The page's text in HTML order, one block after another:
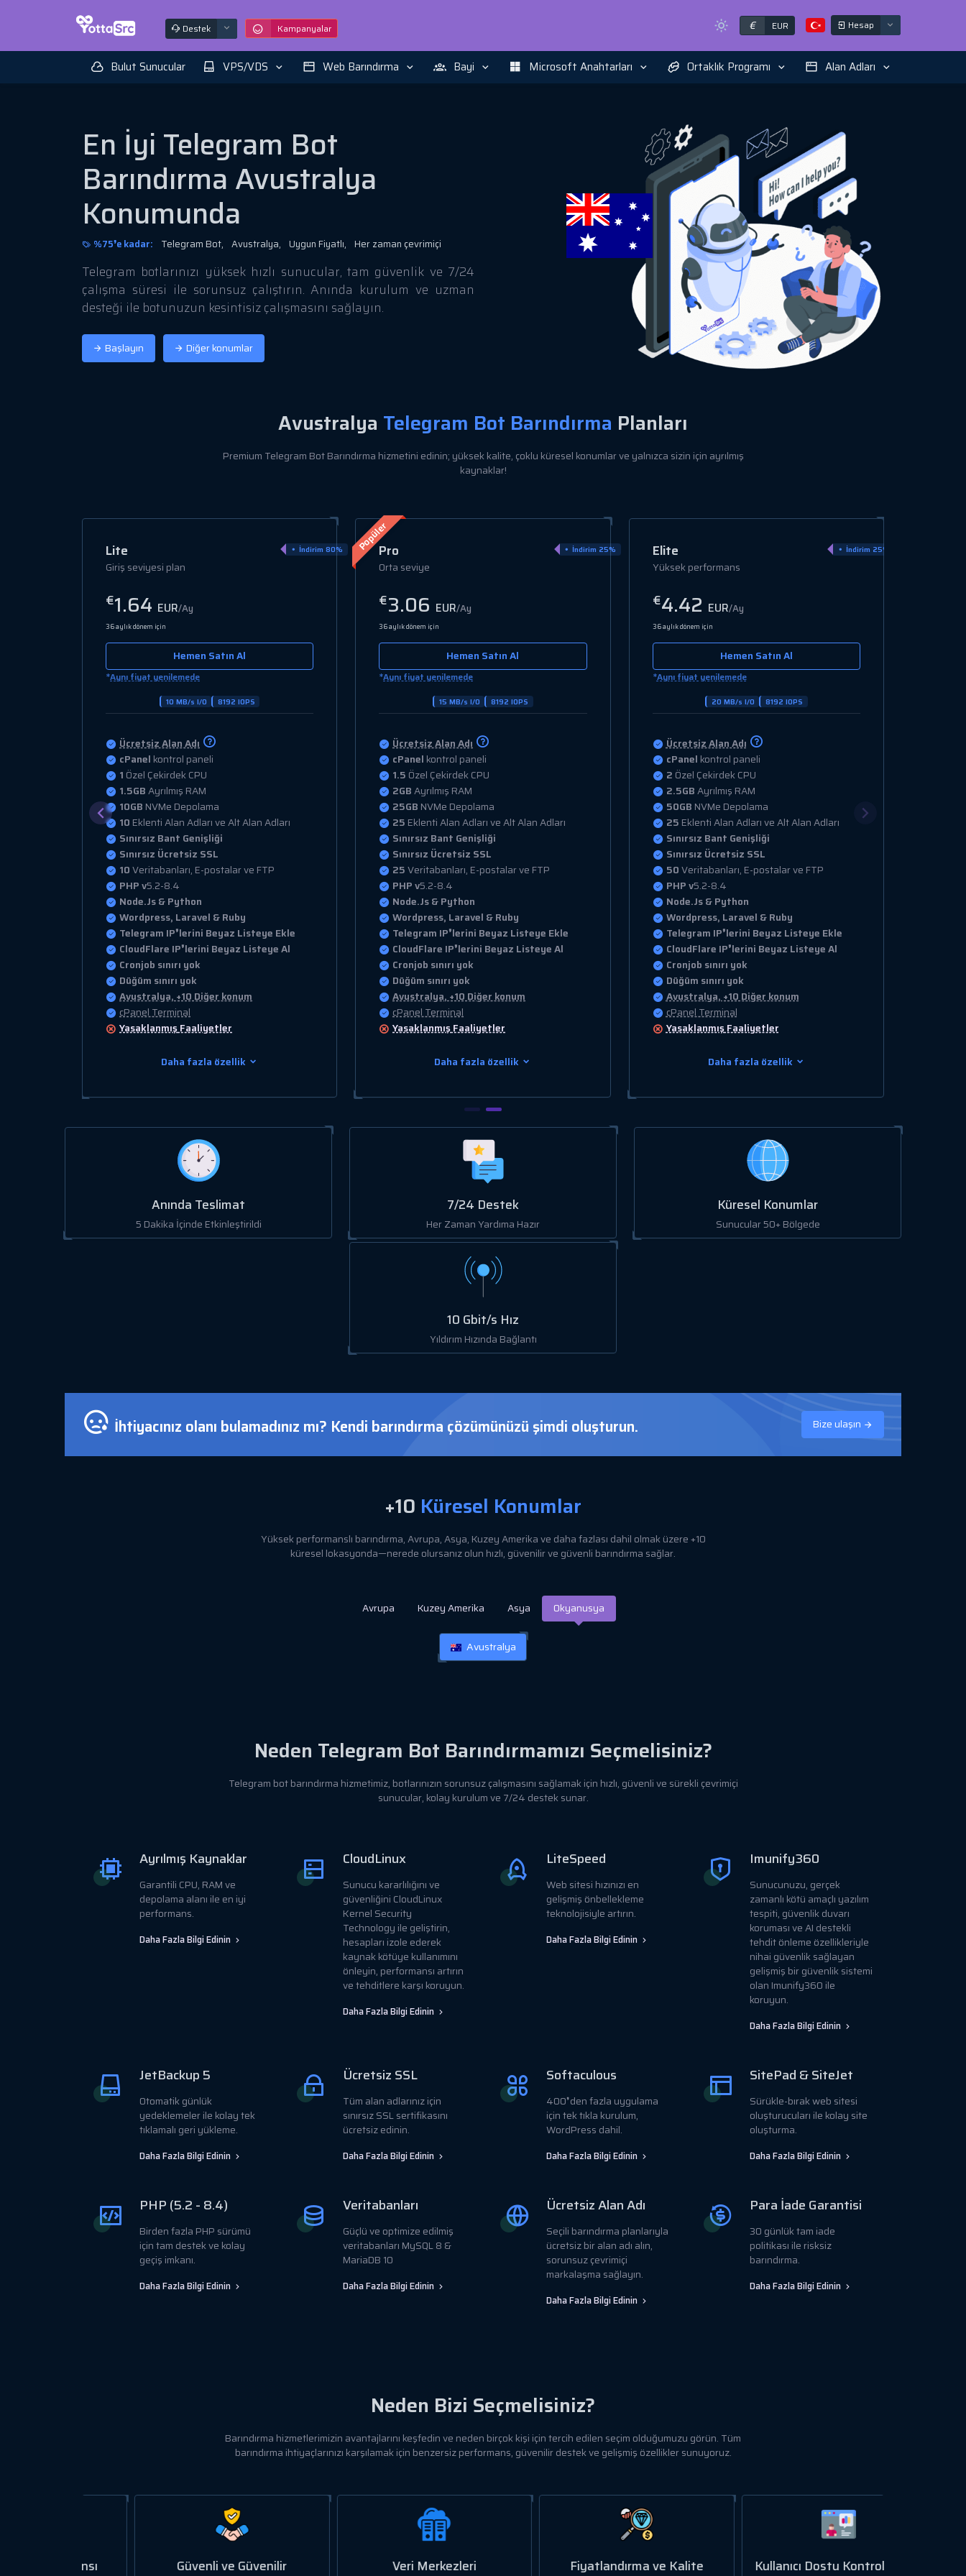
Destek Kampanyalar € EUR Hesap
Bulut Sunucular VPS/VDS Web Barındırma Bayi Microsoft Anahtarları Ortaklık Programı Alan Adları
En İyi Telegram Bot
Barındırma Avustralya
Konumunda
%75❜e kadar: Telegram Bot, Avustralya, Uygun Fiyatlı, Her zaman çevrimiçi
Telegram botlarınızı yüksek hızlı sunucular, tam güvenlik ve 7/24
çalışma süresi ile sorunsuz çalıştırın. Anında kurulum ve uzman
desteği ile botunuzun kesintisiz çalışmasını sağlayın.
Başlayın Diğer konumlar
Avustralya Telegram Bot Barındırma Planları
Premium Telegram Bot Barındırma hizmetini edinin; yüksek kalite, çoklu küresel konumlar ve yalnızca sizin için ayrılmış
kaynaklar!
PopülerPro
Orta seviye
İndirim 25%
€3.06EUR/Ay
36 aylık dönem için
Hemen Satın Al
*Aynı fiyat yenilemede
15 MB/s I/O 8192 IOPS
Ücretsiz Alan Adı
cPanel kontrol paneli
1.5Özel Çekirdek CPU
2GBAyrılmış RAM
25GB NVMe Depolama
25 Eklenti Alan Adları ve Alt Alan Adları
Sınırsız Bant Genişliği
Sınırsız Ücretsiz SSL
25Veritabanları, E-postalar ve FTP
PHP v5.2-8.4
Node.Js & Python
Wordpress, Laravel & Ruby
Telegram IP❜lerini Beyaz Listeye Ekle
CloudFlare IP❜lerini Beyaz Listeye Al
Cronjob sınırı yok
Düğüm sınırı yok
Avustralya, +10 Diğer konum
cPanel Terminal
YasaklanmışFaaliyetler
Daha fazla özellik
Elite
Yüksek performans
İndirim 25%
€4.42 EUR/Ay
36 aylık dönem için
Hemen Satın Al
*Aynı fiyat yenilemede
20 MB/s I/O 8192 IOPS
Ücretsiz Alan Adı
cPanel kontrol paneli
2Özel Çekirdek CPU
2.5GBAyrılmış RAM
50GB NVMe Depolama
25 Eklenti Alan Adları ve Alt Alan Adları
Sınırsız Bant Genişliği
Sınırsız Ücretsiz SSL
50Veritabanları, E-postalar ve FTP
PHP v5.2-8.4
Node.Js & Python
Wordpress, Laravel & Ruby
Telegram IP❜lerini Beyaz Listeye Ekle
CloudFlare IP❜lerini Beyaz Listeye Al
Cronjob sınırı yok
Düğüm sınırı yok
Avustralya, +10 Diğer konum
cPanel Terminal
YasaklanmışFaaliyetler
Daha fazla özellik
Ultra
Kurumsal sınıf
İndirim 15%
€6.94EUR/Ay
36 aylık dönem için
Hemen Satın Al
*Aynı fiyat yenilemede
30 MB/s I/O 12288 IOPS
Ücretsiz Alan Adı
cPanel kontrol paneli
4 Özel Çekirdek CPU
4GBAyrılmış RAM
100GBNVMe Depolama
100Eklenti Alan Adları ve Alt Alan Adları
Sınırsız Bant Genişliği
Sınırsız Ücretsiz SSL
100Veritabanları, E-postalar ve FTP
PHP v5.2-8.4
Node.Js & Python
Wordpress, Laravel & Ruby
Telegram IP❜lerini Beyaz Listeye Ekle
CloudFlare IP❜lerini Beyaz Listeye Al
Cronjob sınırı yok
Düğüm sınırı yok
Avustralya, +10 Diğer konum
cPanel Terminal
YasaklanmışFaaliyetler
Daha fazla özellik
Anında Teslimat
5 Dakika İçinde Etkinleştirildi
7/24 Destek
Her Zaman Yardıma Hazır
Küresel Konumlar
Sunucular 50+ Bölgede
10 Gbit/s Hız
Yıldırım Hızında Bağlantı
İhtiyacınız olanı bulamadınız mı? Kendi barındırma çözümünüzü şimdi oluşturun. Bize ulaşın
+10 Küresel Konumlar
Yüksek performanslı barındırma, Avrupa, Asya, Kuzey Amerika ve daha fazlası dahil olmak üzere +10
küresel lokasyonda—nerede olursanız olun hızlı, güvenilir ve güvenli barındırma sağlar.
Avrupa Kuzey Amerika Asya Okyanusya
Avustralya
Neden Telegram Bot Barındırmamızı Seçmelisiniz?
Telegram bot barındırma hizmetimiz, botlarınızın sorunsuz çalışmasını sağlamak için hızlı, güvenli ve sürekli çevrimiçi
sunucular, kolay kurulum ve 7/24 destek sunar.
Ayrılmış Kaynaklar
Garantili CPU, RAM ve
depolama alanı ile en iyi
performans.
Daha Fazla Bilgi Edinin
CloudLinux
Sunucu kararlılığını ve
güvenliğini CloudLinux
Kernel Security
Technology ile geliştirin,
hesapları izole ederek
kaynak kötüye kullanımını
önleyin, performansı artırın
ve tehditlere karşı koruyun.
Daha Fazla Bilgi Edinin
LiteSpeed
Web sitesi hızınızı en
gelişmiş önbellekleme
teknolojisiyle artırın.
Daha Fazla Bilgi Edinin
Imunify360
Sunucunuzu, gerçek
zamanlı kötü amaçlı yazılım
tespiti, güvenlik duvarı
koruması ve AI destekli
tehdit önleme özellikleriyle
nihai güvenlik sağlayan
gelişmiş bir güvenlik sistemi
olan Imunify360 ile
koruyun.
Daha Fazla Bilgi Edinin
JetBackup 5
Otomatik günlük
yedeklemeler ile kolay tek
tıklamalı geri yükleme.
Daha Fazla Bilgi Edinin
Ücretsiz SSL
Tüm alan adlarınız için
sınırsız SSL sertifikasını
ücretsiz edinin.
Daha Fazla Bilgi Edinin
Softaculous
400❜den fazla uygulama
için tek tıkla kurulum,
WordPress dahil.
Daha Fazla Bilgi Edinin
SitePad & SiteJet
Sürükle-bırak web sitesi
oluşturucuları ile kolay site
oluşturma.
Daha Fazla Bilgi Edinin
PHP (5.2 - 8.4)
Birden fazla PHP sürümü
için tam destek ve kolay
geçiş imkanı.
Daha Fazla Bilgi Edinin
Veritabanları
Güçlü ve optimize edilmiş
veritabanları MySQL 8 &
MariaDB 10
Daha Fazla Bilgi Edinin
Ücretsiz Alan Adı
Seçili barındırma planlarıyla
ücretsiz bir alan adı alın,
sorunsuz çevrimiçi
markalaşma sağlayın.
Daha Fazla Bilgi Edinin
Para İade Garantisi
30 günlük tam iade
politikası ile risksiz
barındırma.
Daha Fazla Bilgi Edinin
Neden Bizi Seçmelisiniz?
Barındırma hizmetlerimizin avantajlarını keşfedin ve neden birçok kişi için tercih edilen seçim olduğumuzu görün. Tüm
barındırma ihtiyaçlarınızı karşılamak için benzersiz performans, güvenilir destek ve gelişmiş özellikler sunuyoruz.
Güvenli ve Güvenilir Veri Merkezleri Fiyatlandırma ve Kalite Kullanıcı Dostu Kontrol Paneli